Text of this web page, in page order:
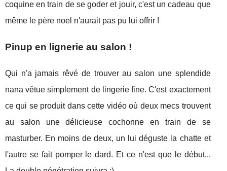
coquine en train de se goder et jouir, c'est un cadeau que
même le père noel n'aurait pas pu lui offrir !
Pinup en lignerie au salon !
Qui n'a jamais rêvé de trouver au salon une splendide
nana vêtue simplement de lingerie fine. C'est exactement
ce qui se produit dans cette vidéo où deux mecs trouvent
au salon une délicieuse cochonne en train de se
masturber. En moins de deux, un lui déguste la chatte et
l'autre se fait pomper le dard. Et ce n'est que le début...